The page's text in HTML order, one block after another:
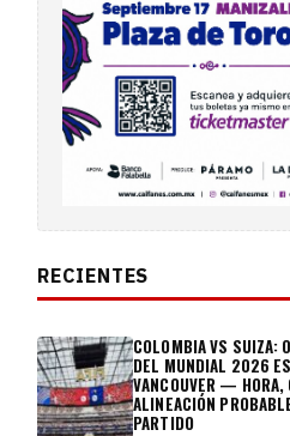
RECIENTES
COLOMBIA VS SUIZA:
DEL MUNDIAL 2026
VANCOUVER — HORA,
ALINEACIÓN
PARTIDO